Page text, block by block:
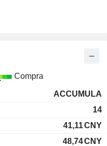
Compra
ACCUMULA
14
41,11CNY
48,74CNY